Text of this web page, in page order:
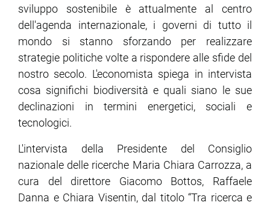
sviluppo sostenibile è attualmente al centro
dell'agenda internazionale, i governi di tutto il
mondo si stanno sforzando per realizzare
strategie politiche volte a rispondere alle sfide del
nostro secolo. L'economista spiega in intervista
cosa significhi biodiversità e quali siano le sue
declinazioni in termini energetici, sociali e
tecnologici.
L'intervista della Presidente del Consiglio
nazionale delle ricerche Maria Chiara Carrozza, a
cura del direttore Giacomo Bottos, Raffaele
Danna e Chiara Visentin, dal titolo “Tra ricerca e